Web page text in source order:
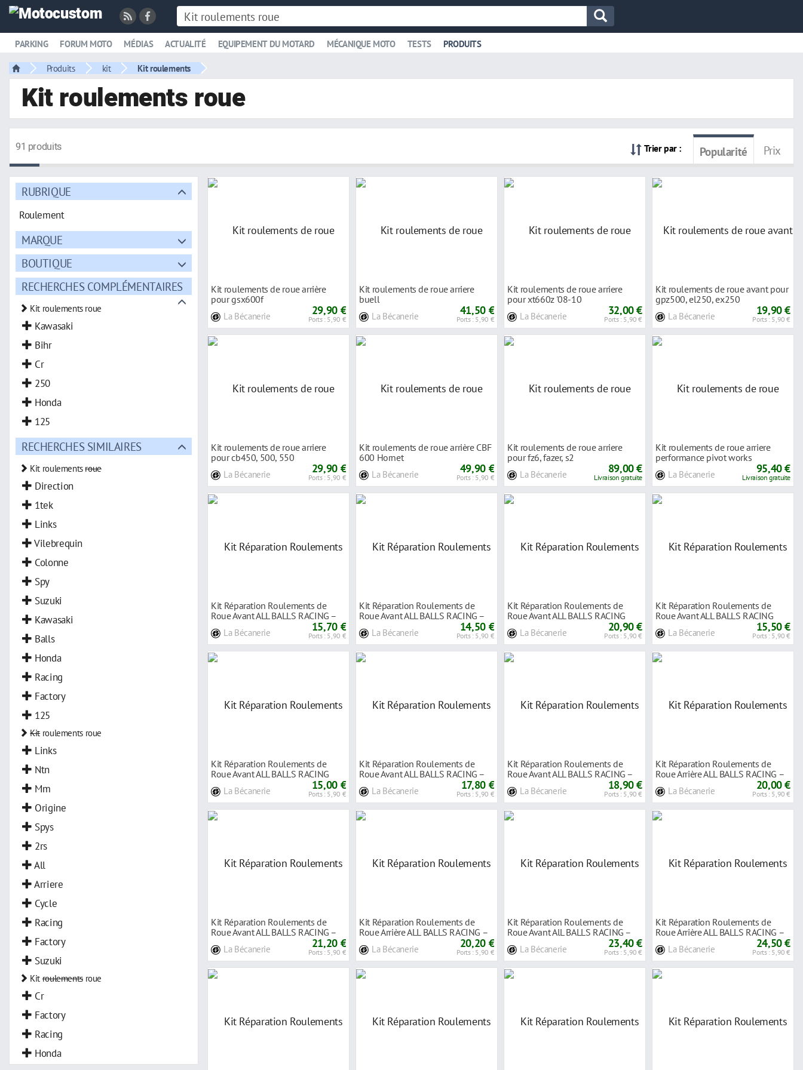
PARKING FORUM MOTO MÉDIAS ACTUALITÉ EQUIPEMENT DU MOTARD MÉCANIQUE MOTO TESTS PRODUITS
Produits kit Kit roulements
Kit roulements roue
91 produits Trier par : Popularité Prix
RUBRIQUE
Roulement
MARQUE
BOUTIQUE
RECHERCHES COMPLÉMENTAIRES
Kit roulements roue
Kawasaki
Bihr
Cr
250
Honda
125
RECHERCHES SIMILAIRES
Kit roulementsroue
Direction
1tek
Links
Vilebrequin
Colonne
Spy
Suzuki
Kawasaki
Balls
Honda
Racing
Factory
125
Kitroulements roue
Links
Ntn
Mm
Origine
Spys
2rs
All
Arriere
Cycle
Racing
Factory
Suzuki
Kitroulementsroue
Cr
Factory
Racing
Honda
Kit roulements de roue arrière
pour gsx600f
La Bécanerie 29,90 €
Ports : 5,90 €
Kit roulements de roue arriere
buell
La Bécanerie 41,50 €
Ports : 5,90 €
Kit roulements de roue arriere
pour xt660z '08-10
La Bécanerie 32,00 €
Ports : 5,90 €
Kit roulements de roue avant pour
gpz500, el250, ex250
La Bécanerie 19,90 €
Ports : 5,90 €
Kit roulements de roue arriere
pour cb450, 500, 550
La Bécanerie 29,90 €
Ports : 5,90 €
Kit roulements de roue arrière CBF
600 Hornet
La Bécanerie 49,90 €
Ports : 5,90 €
Kit roulements de roue arriere
pour fz6, fazer, s2
La Bécanerie 89,00 €
Livraison gratuite
Kit roulements de roue arriere
performance pivot works
La Bécanerie 95,40 €
Livraison gratuite
Kit Réparation Roulements de
Roue Avant ALL BALLS RACING –
La Bécanerie 15,70 €
Ports : 5,90 €
Kit Réparation Roulements de
Roue Avant ALL BALLS RACING –
La Bécanerie 14,50 €
Ports : 5,90 €
Kit Réparation Roulements de
Roue Avant ALL BALLS RACING
La Bécanerie 20,90 €
Ports : 5,90 €
Kit Réparation Roulements de
Roue Avant ALL BALLS RACING
La Bécanerie 15,50 €
Ports : 5,90 €
Kit Réparation Roulements de
Roue Avant ALL BALLS RACING
La Bécanerie 15,00 €
Ports : 5,90 €
Kit Réparation Roulements de
Roue Avant ALL BALLS RACING –
La Bécanerie 17,80 €
Ports : 5,90 €
Kit Réparation Roulements de
Roue Avant ALL BALLS RACING –
La Bécanerie 18,90 €
Ports : 5,90 €
Kit Réparation Roulements de
Roue Arrière ALL BALLS RACING –
La Bécanerie 20,00 €
Ports : 5,90 €
Kit Réparation Roulements de
Roue Avant ALL BALLS RACING –
La Bécanerie 21,20 €
Ports : 5,90 €
Kit Réparation Roulements de
Roue Arrière ALL BALLS RACING –
La Bécanerie 20,20 €
Ports : 5,90 €
Kit Réparation Roulements de
Roue Avant AlL BALLS RACING –
La Bécanerie 23,40 €
Ports : 5,90 €
Kit Réparation Roulements de
Roue Arrière ALL BALLS RACING –
La Bécanerie 24,50 €
Ports : 5,90 €